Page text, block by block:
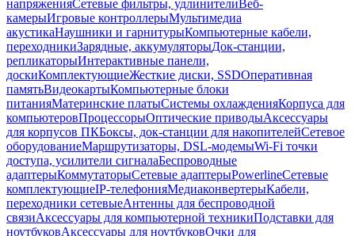
напряженияСетевые фильтры, удлинителиВеб-
камерыИгровые контроллерыМультимедиа
акустикаНаушники и гарнитурыКомпьютерные кабели,
переходникиЗарядные, аккумуляторыДок-станции,
репликаторыИнтерактивные панели,
доскиКомплектующиеЖесткие диски, SSDОперативная
памятьВидеокартыКомпьютерные блоки
питанияМатеринские платыСистемы охлажденияКорпуса для
компьютеровПроцессорыОптические приводыАксессуары
для корпусов ПКБоксы, док-станции для накопителейСетевое
оборудованиеМаршрутизаторы, DSL-модемыWi-Fi точки
доступа, усилители сигналаБеспроводные
адаптерыКоммутаторыСетевые адаптерыPowerlineСетевые
комплектующиеIP-телефонияМедиаконвертерыКабели,
переходники сетевыеАнтенны для беспроводной
связиАксессуары для компьютерной техникиПодставки для
ноутбуковАксессуары для ноутбуковОчки для